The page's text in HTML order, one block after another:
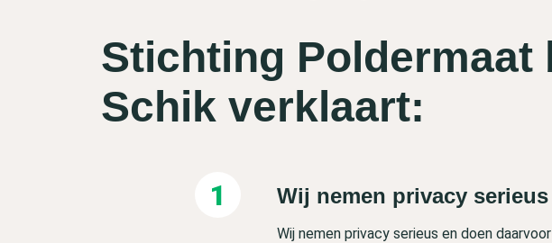
Stichting Poldermaat
Schik verklaart:
Wij nemen privacy serieus
Wij nemen privacy serieus en doen